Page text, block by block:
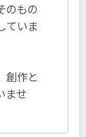
のもの
ていま
創作と
ませ